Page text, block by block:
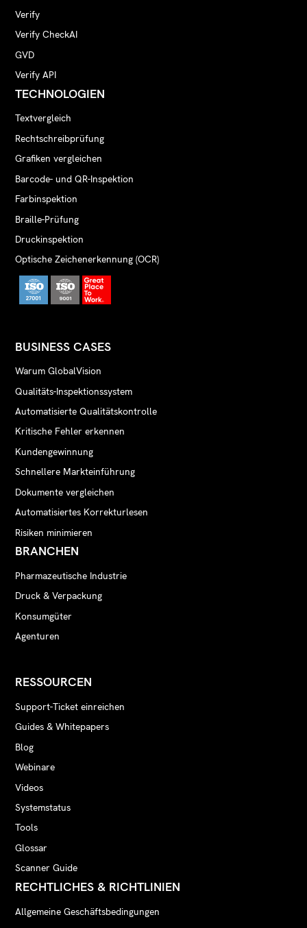
Verify
Verify CheckAI
GVD
Verify API
TECHNOLOGIEN
Textvergleich
Rechtschreibprüfung
Grafiken vergleichen
Barcode- und QR-Inspektion
Farbinspektion
Braille-Prüfung
Druckinspektion
Optische Zeichenerkennung (OCR)
BUSINESS CASES
Warum GlobalVision
Qualitäts-Inspektionssystem
Automatisierte Qualitätskontrolle
Kritische Fehler erkennen
Kundengewinnung
Schnellere Markteinführung
Dokumente vergleichen
Automatisiertes Korrekturlesen
Risiken minimieren
BRANCHEN
Pharmazeutische Industrie
Druck & Verpackung
Konsumgüter
Agenturen
RESSOURCEN
Support-Ticket einreichen
Guides & Whitepapers
Blog
Webinare
Videos
Systemstatus
Tools
Glossar
Scanner Guide
RECHTLICHES & RICHTLINIEN
Allgemeine Geschäftsbedingungen